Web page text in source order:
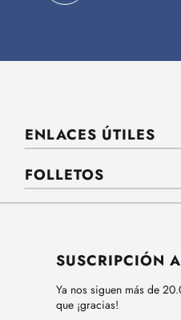
ENLACES ÚTILES
FOLLETOS
SUSCRIPCIÓN
Ya nos siguen más de
que ¡gracias!